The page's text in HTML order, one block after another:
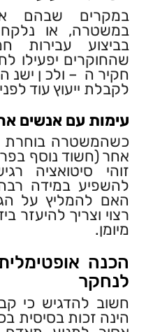
במקרים שבהם
במשטרה, או
בביצוע עבירות
שהחוקרים יפעילו
חקירה – ולכן
לקבלת ייעוץ עוד
עימות עם אנשים
כשהמשטרה
אחר (חשוד נוסף
זוהי סיטואציה
להשפיע במידה
האם להמליץ על
רצוי וצריך להיעזר
מיומן.
הכנה
לנחקר
חשוב להדגיש כי
הינה זכות בסיסית